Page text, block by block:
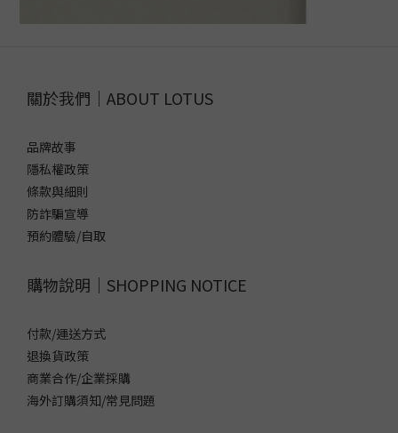
關於我們｜ABOUT LOTUS
品牌故事
隱私權政策
條款與細則
防詐騙宣導
預約體驗/自取
購物說明｜SHOPPING NOTICE
付款/運送方式
退換貨政策
商業合作/企業採購
海外訂購須知/常見問題